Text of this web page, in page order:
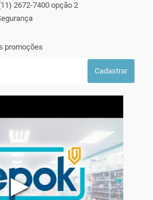
2672-7400 opção 2
promoções
Cadastrar
▶